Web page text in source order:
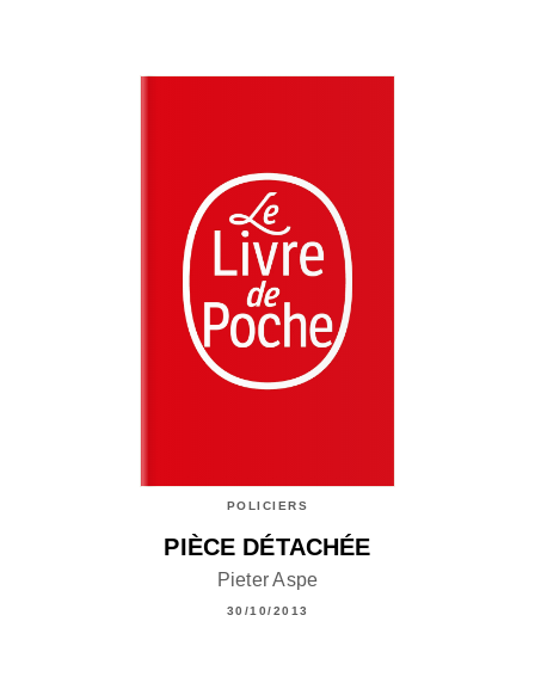
POLICIERS
PIÈCE DÉTACHÉE
Pieter Aspe
30/10/2013